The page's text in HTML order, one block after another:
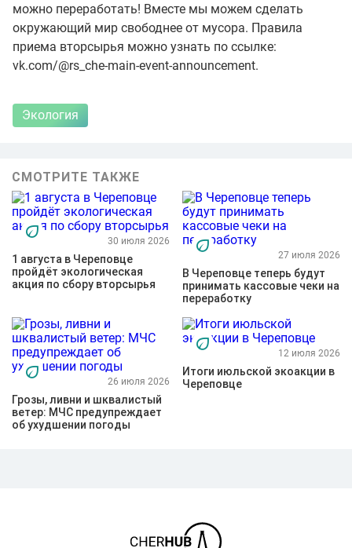
можно переработать! Вместе мы можем сделать
окружающий мир свободнее от мусора. Правила
приема вторсырья можно узнать по ссылке:
vk.com/@rs_che-main-event-announcement.
Экология
СМОТРИТЕ ТАКЖЕ
30 июля 2026
1 августа в Череповце
пройдёт экологическая
акция по сбору вторсырья
27 июля 2026
В Череповце теперь будут
принимать кассовые чеки на
переработку
26 июля 2026
Грозы, ливни и шквалистый
ветер: МЧС предупреждает
об ухудшении погоды
12 июля 2026
Итоги июльской экоакции в
Череповце